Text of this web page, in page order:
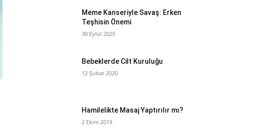
Meme Kanseriyle Savaş: Erken
Teşhisin Önemi
30 Eylül 2025
Bebeklerde Cilt Kuruluğu
12 Şubat 2020
Hamilelikte Masaj Yaptırılır mı?
2 Ekim 2019